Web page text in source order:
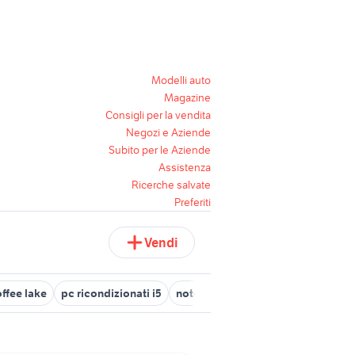
Modelli auto
Magazine
Consigli per la vendita
Negozi e Aziende
Subito per le Aziende
Assistenza
Ricerche salvate
Preferiti
Vendi
lake pc ricondizionati i5 notebook hp i5